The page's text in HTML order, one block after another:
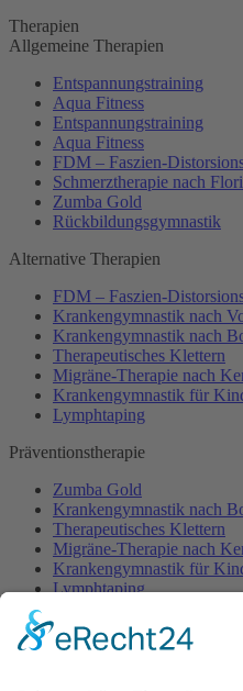
Therapien
Allgemeine Therapien
Entspannungstraining
Aqua Fitness
Entspannungstraining
Aqua Fitness
FDM – Faszien-
Schmerztherapie nach
Zumba Gold
Rückbildungsgymnastik
Alternative Therapien
FDM – Faszien-
Krankengymnastik nach
Krankengymnastik nach
Therapeutisches Klettern
Migräne-Therapie nach
Krankengymnastik für
Lymphtaping
Präventionstherapie
Zumba Gold
Krankengymnastik nach
Therapeutisches Klettern
Migräne-Therapie nach
Krankengymnastik für
Lymphtaping
Rücken Therapie